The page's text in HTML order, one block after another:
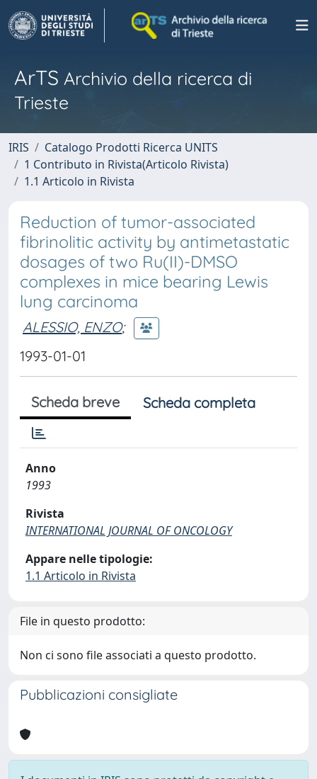
ArTS Archivio della ricerca di
Trieste
IRIS
Catalogo Prodotti Ricerca UNITS
1 Contributo in Rivista(Articolo Rivista)
1.1 Articolo in Rivista
Reduction of tumor-associated
fibrinolitic activity by antimetastatic
dosages of two Ru(II)-DMSO
complexes in mice bearing Lewis
lung carcinoma
ALESSIO, ENZO;
1993-01-01
Scheda breve Scheda completa
Anno
1993
Rivista
INTERNATIONAL JOURNAL OF ONCOLOGY
Appare nelle tipologie:
1.1 Articolo in Rivista
File in questo prodotto:
Non ci sono file associati a questo prodotto.
Pubblicazioni consigliate